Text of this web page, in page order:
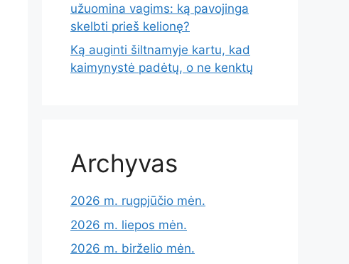
užuomina vagims: ką pavojinga
skelbti prieš kelionę?
Ką auginti šiltnamyje kartu, kad
kaimynystė padėtų, o ne kenktų
Archyvas
2026 m. rugpjūčio mėn.
2026 m. liepos mėn.
2026 m. birželio mėn.